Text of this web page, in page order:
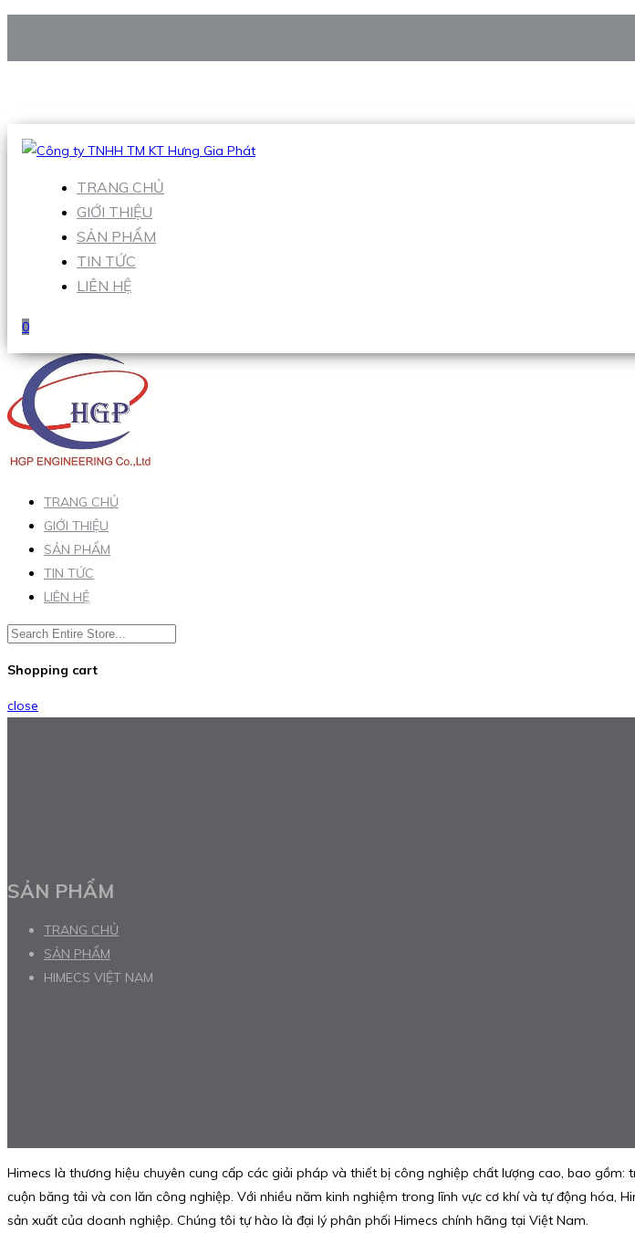
Hotline:0938 906 663
TRANG CHỦ
GIỚI THIỆU
SẢN PHẨM
TIN TỨC
LIÊN HỆ
0
TRANG CHỦ
GIỚI THIỆU
SẢN PHẨM
TIN TỨC
LIÊN HỆ
Shopping cart
close
SẢN PHẨM
TRANG CHỦ
SẢN PHẨM
HIMECS VIỆT NAM
Himecs là thương hiệu chuyên cung cấp các giải pháp và thiết bị công nghiệp chất lượng cao, bao
cuộn băng tải và con lăn công nghiệp. Với nhiều năm kinh nghiệm trong lĩnh vực cơ khí và tự động hóa,
sản xuất của doanh nghiệp. Chúng tôi tự hào là đại lý phân phối Himecs chính hãng tại Việt Nam.